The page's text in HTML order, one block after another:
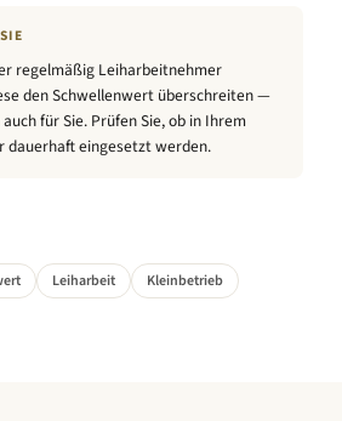
regelmäßig Leiharbeitnehmer
den Schwellenwert überschreiten —
für Sie. Prüfen Sie, ob in Ihrem
dauerhaft eingesetzt werden.
Leiharbeit
Kleinbetrieb